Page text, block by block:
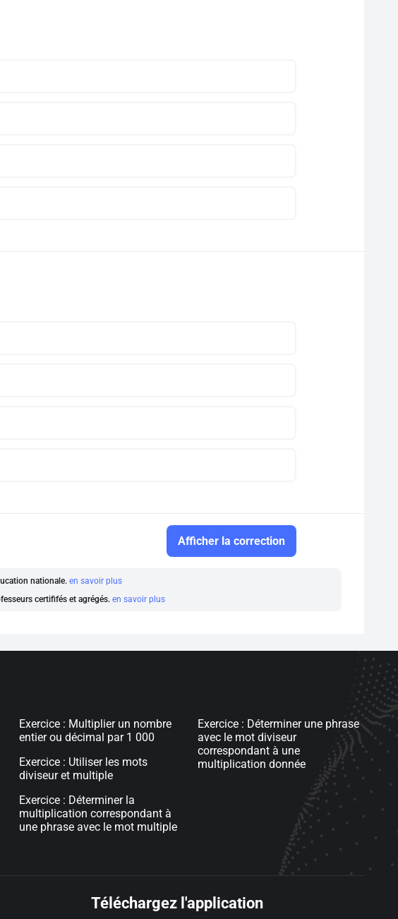
Afficher la correction
nationale. en savoir plus
certififés et agrégés. en savoir plus
Exercice : Multiplier un nombre
entier ou décimal par 1 000
Exercice : Utiliser les mots
diviseur et multiple
Exercice : Déterminer la
multiplication correspondant à
une phrase avec le mot multiple
Exercice : Déterminer une phrase
avec le mot diviseur
correspondant à une
multiplication donnée
Téléchargez l'application